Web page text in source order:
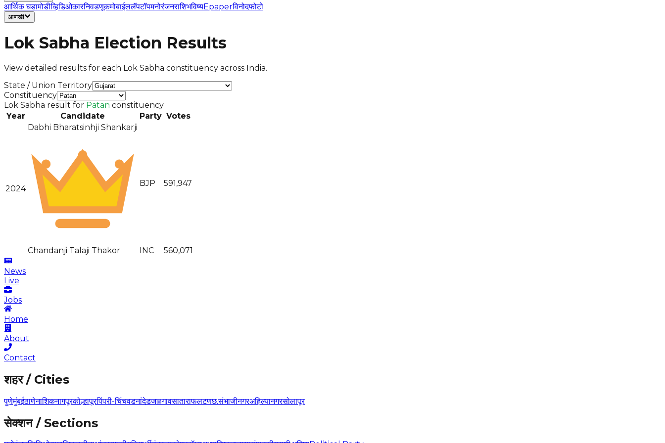
आर्थिक घडामोडीव्हिडिओकारनिवडणूकमोबाईललॅपटॉपमनोरंजनराशिभविष्यEpaperविनोदफोटो
आणखी
Lok Sabha Election Results
View detailed results for each Lok Sabha constituency across India.
State / Union Territory
Constituency
Lok Sabha result for Patan constituency
Year
Candidate Party Votes
2024
Dabhi Bharatsinhji Shankarji
BJP 591,947
Chandanji Talaji Thakor INC 560,071
News
Live
Jobs
Home
About
Contact
शहर / Cities
पुणेमुंबईठाणेनाशिकनागपूरकोल्हापूरपिंपरी-चिंचवडनांदेडजळगावसाताराफलटणछ.संभाजीनगरअहिल्यानगरसोलापूर
सेक्शन / Sections